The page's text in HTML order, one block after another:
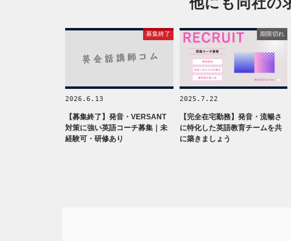
募集終了
2026.6.13
【募集終了】発音・VERSANT
対策に強い英語コーチ募集｜未
経験可・研修あり
期限切れ
2025.7.22
【完全在宅勤務】発音・流暢さ
に特化した英語教育チームを共
に築きましょう